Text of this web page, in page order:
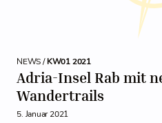
NEWS /KW01 2021
Adria-Insel Rab mit
Wandertrails
5. Januar 2021